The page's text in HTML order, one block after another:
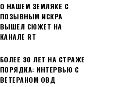
О НАШЕМ ЗЕМЛЯКЕ С
ПОЗЫВНЫМ ИСКРА
ВЫШЕЛ СЮЖЕТ НА
КАНАЛЕ RT
БОЛЕЕ 30 ЛЕТ НА СТРАЖЕ
ПОРЯДКА: ИНТЕРВЬЮ С
ВЕТЕРАНОМ ОВД